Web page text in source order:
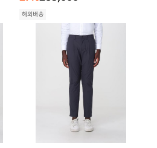
해외배송